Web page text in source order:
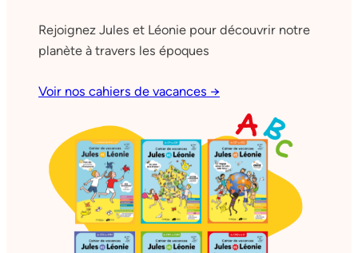
Rejoignez Jules et Léonie pour découvrir notre
planète à travers les époques
Voir nos cahiers de vacances →